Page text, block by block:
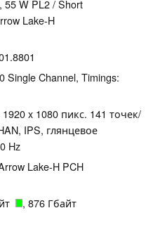
55 W PL2 / Short
Lake-H
Single Channel, Timings:
x 1080 пикс. 141 точек/
IPS, глянцевое
Hz
Lake-H PCH
, 876 Гбайт